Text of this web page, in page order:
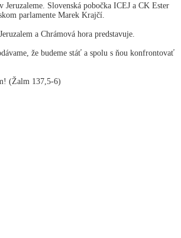
Slovenská pobočka ICEJ a CK Ester
parlamente Marek Krajčí.
a Chrámová hora predstavuje.
že budeme stáť a spolu s ňou konfrontovať
(Žalm 137,5-6)